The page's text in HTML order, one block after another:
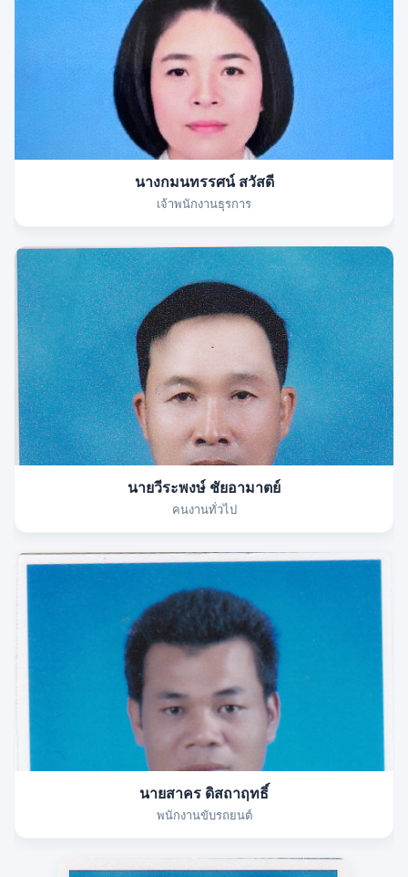
นางกมนทรรศน์ สวัสดี
เจ้าพนักงานธุรการ
นายวีระพงษ์ ชัยอามาตย์
คนงานทั่วไป
นายสาคร ดิสถาฤทธิ์
พนักงานขับรถยนต์